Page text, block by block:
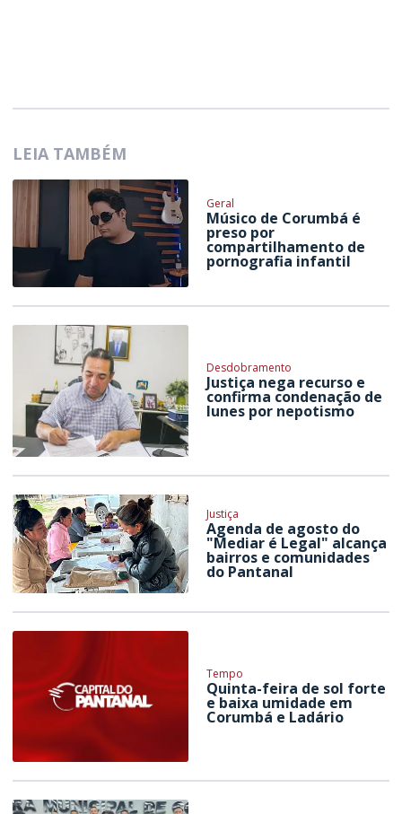
LEIA TAMBÉM
Geral
Músico de Corumbá é
preso por
compartilhamento de
pornografia infantil
Desdobramento
Justiça nega recurso e
confirma condenação de
Iunes por nepotismo
Justiça
Agenda de agosto do
"Mediar é Legal" alcança
bairros e comunidades
do Pantanal
Tempo
Quinta-feira de sol forte
e baixa umidade em
Corumbá e Ladário